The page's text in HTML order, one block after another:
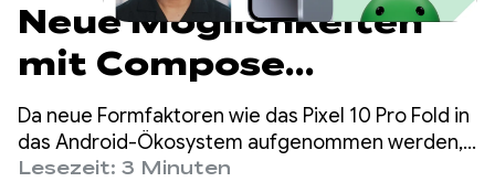
Neue Möglichkeiten
mit Compose
Adaptive
Layouts 1.2 (Beta)
Da neue Formfaktoren wie das Pixel 10 Pro Fold in
das Android-Ökosystem aufgenommen werden,
ist die adaptive App-Entwicklung unerlässlich, um
Lesezeit: 3 Minuten